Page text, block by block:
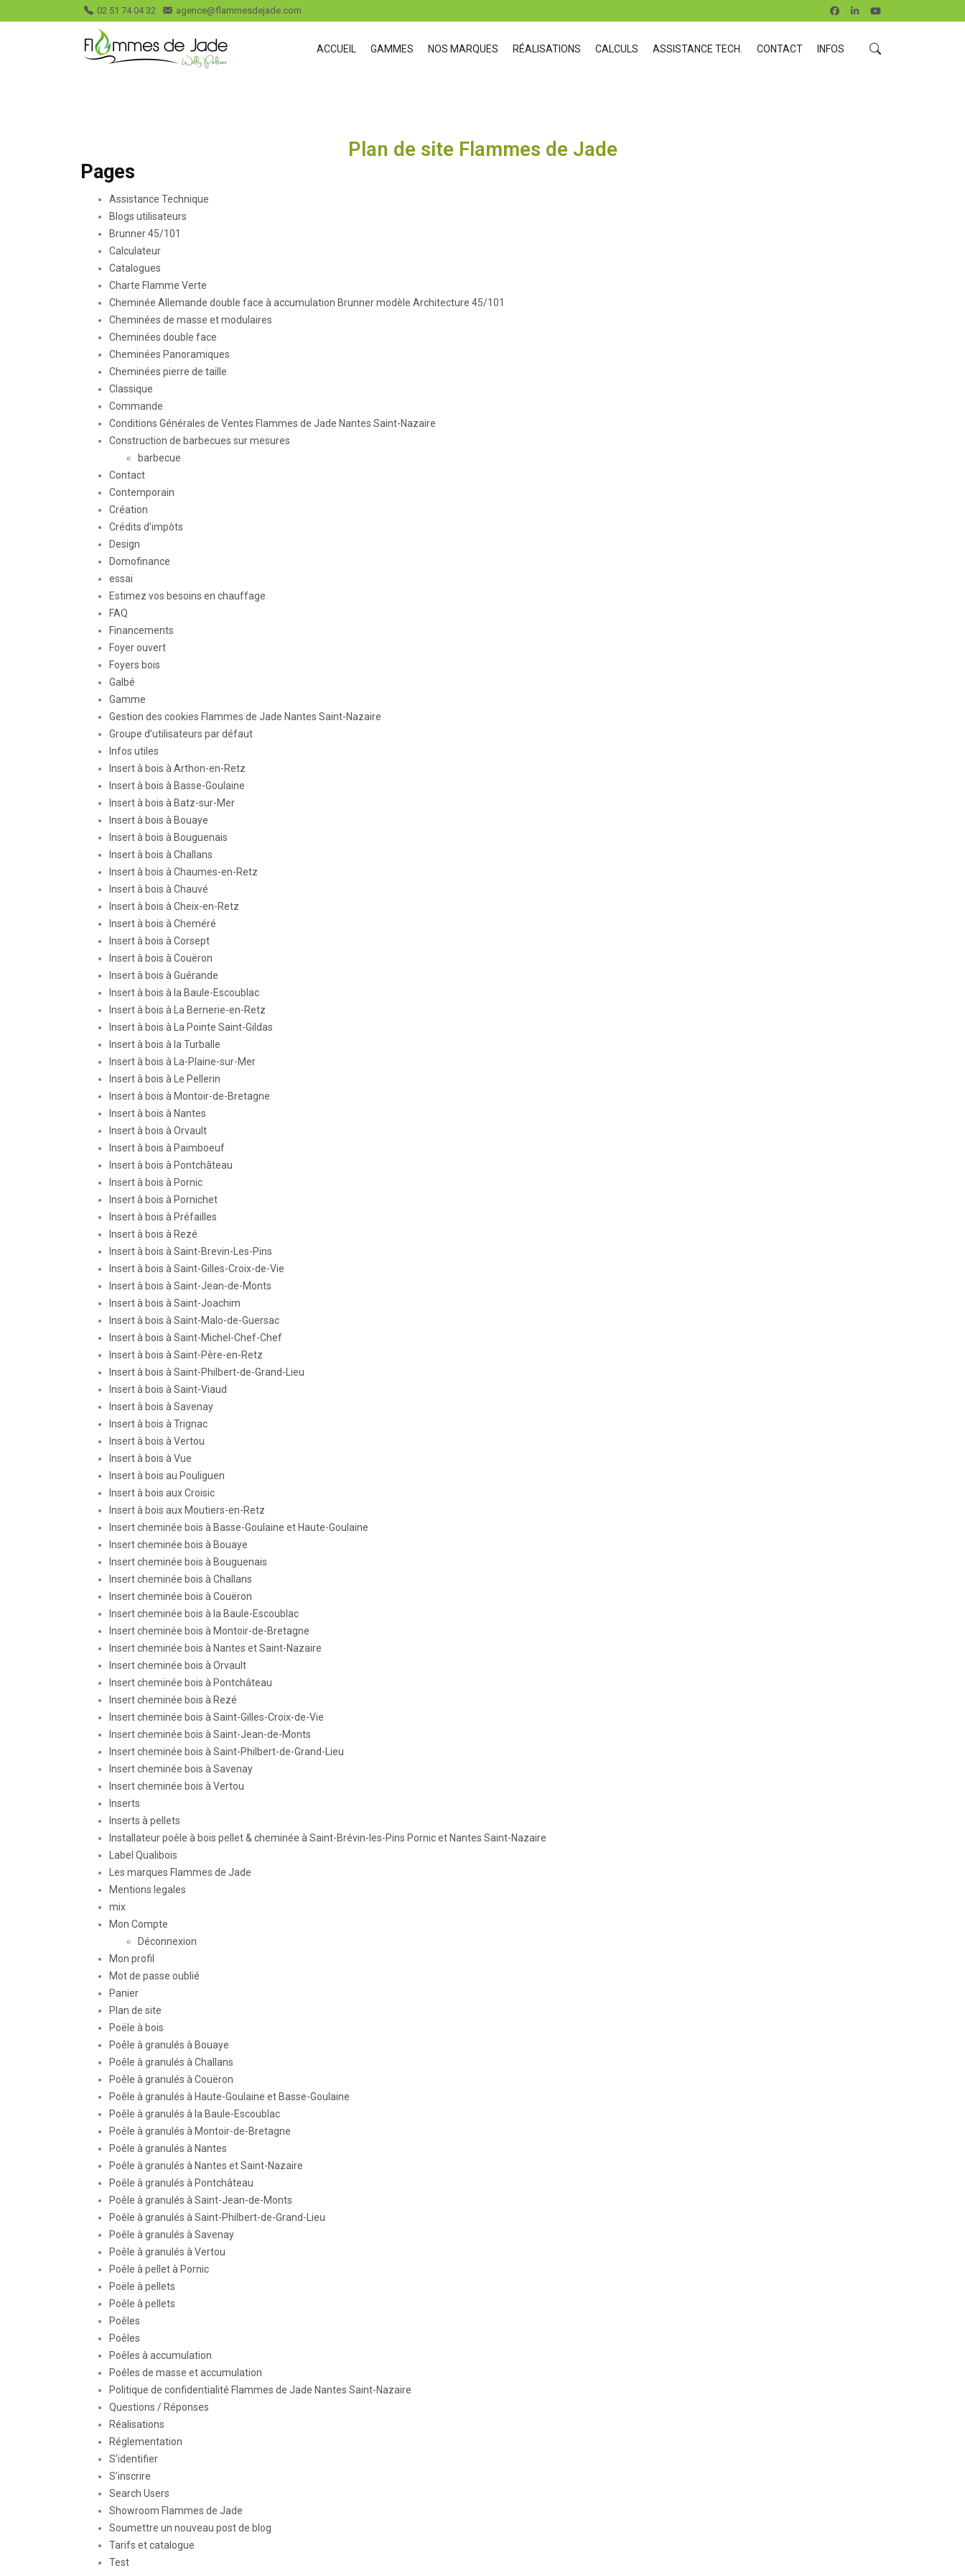
02 51 74 04 32 agence@flammesdejade.com
ACCUEIL GAMMES NOS MARQUES RÉALISATIONS CALCULS ASSISTANCE TECH. CONTACT INFOS
Plan de site Flammes de Jade
Pages
Assistance Technique
Blogs utilisateurs
Brunner 45/101
Calculateur
Catalogues
Charte Flamme Verte
Cheminée Allemande double face à accumulation Brunner modèle Architecture 45/101
Cheminées de masse et modulaires
Cheminées double face
Cheminées Panoramiques
Cheminées pierre de taille
Classique
Commande
Conditions Générales de Ventes Flammes de Jade Nantes Saint-Nazaire
Construction de barbecues sur mesures
barbecue
Contact
Contemporain
Création
Crédits d’impôts
Design
Domofinance
essai
Estimez vos besoins en chauffage
FAQ
Financements
Foyer ouvert
Foyers bois
Galbé
Gamme
Gestion des cookies Flammes de Jade Nantes Saint-Nazaire
Groupe d’utilisateurs par défaut
Infos utiles
Insert à bois à Arthon-en-Retz
Insert à bois à Basse-Goulaine
Insert à bois à Batz-sur-Mer
Insert à bois à Bouaye
Insert à bois à Bouguenais
Insert à bois à Challans
Insert à bois à Chaumes-en-Retz
Insert à bois à Chauvé
Insert à bois à Cheix-en-Retz
Insert à bois à Cheméré
Insert à bois à Corsept
Insert à bois à Couëron
Insert à bois à Guérande
Insert à bois à la Baule-Escoublac
Insert à bois à La Bernerie-en-Retz
Insert à bois à La Pointe Saint-Gildas
Insert à bois à la Turballe
Insert à bois à La-Plaine-sur-Mer
Insert à bois à Le Pellerin
Insert à bois à Montoir-de-Bretagne
Insert à bois à Nantes
Insert à bois à Orvault
Insert à bois à Paimboeuf
Insert à bois à Pontchâteau
Insert à bois à Pornic
Insert à bois à Pornichet
Insert à bois à Préfailles
Insert à bois à Rezé
Insert à bois à Saint-Brevin-Les-Pins
Insert à bois à Saint-Gilles-Croix-de-Vie
Insert à bois à Saint-Jean-de-Monts
Insert à bois à Saint-Joachim
Insert à bois à Saint-Malo-de-Guersac
Insert à bois à Saint-Michel-Chef-Chef
Insert à bois à Saint-Père-en-Retz
Insert à bois à Saint-Philbert-de-Grand-Lieu
Insert à bois à Saint-Viaud
Insert à bois à Savenay
Insert à bois à Trignac
Insert à bois à Vertou
Insert à bois à Vue
Insert à bois au Pouliguen
Insert à bois aux Croisic
Insert à bois aux Moutiers-en-Retz
Insert cheminée bois à Basse-Goulaine et Haute-Goulaine
Insert cheminée bois à Bouaye
Insert cheminée bois à Bouguenais
Insert cheminée bois à Challans
Insert cheminée bois à Couëron
Insert cheminée bois à la Baule-Escoublac
Insert cheminée bois à Montoir-de-Bretagne
Insert cheminée bois à Nantes et Saint-Nazaire
Insert cheminée bois à Orvault
Insert cheminée bois à Pontchâteau
Insert cheminée bois à Rezé
Insert cheminée bois à Saint-Gilles-Croix-de-Vie
Insert cheminée bois à Saint-Jean-de-Monts
Insert cheminée bois à Saint-Philbert-de-Grand-Lieu
Insert cheminée bois à Savenay
Insert cheminée bois à Vertou
Inserts
Inserts à pellets
Installateur poêle à bois pellet & cheminée à Saint-Brévin-les-Pins Pornic et Nantes Saint-Nazaire
Label Qualibois
Les marques Flammes de Jade
Mentions legales
mix
Mon Compte
Déconnexion
Mon profil
Mot de passe oublié
Panier
Plan de site
Poële à bois
Poêle à granulés à Bouaye
Poêle à granulés à Challans
Poêle à granulés à Couëron
Poêle à granulés à Haute-Goulaine et Basse-Goulaine
Poêle à granulés à la Baule-Escoublac
Poêle à granulés à Montoir-de-Bretagne
Poêle à granulés à Nantes
Poêle à granulés à Nantes et Saint-Nazaire
Poêle à granulés à Pontchâteau
Poêle à granulés à Saint-Jean-de-Monts
Poêle à granulés à Saint-Philbert-de-Grand-Lieu
Poêle à granulés à Savenay
Poêle à granulés à Vertou
Poêle à pellet à Pornic
Poële à pellets
Poêle à pellets
Poêles
Poêles
Poêles à accumulation
Poêles de masse et accumulation
Politique de confidentialité Flammes de Jade Nantes Saint-Nazaire
Questions / Réponses
Réalisations
Réglementation
S’identifier
S’inscrire
Search Users
Showroom Flammes de Jade
Soumettre un nouveau post de blog
Tarifs et catalogue
Test